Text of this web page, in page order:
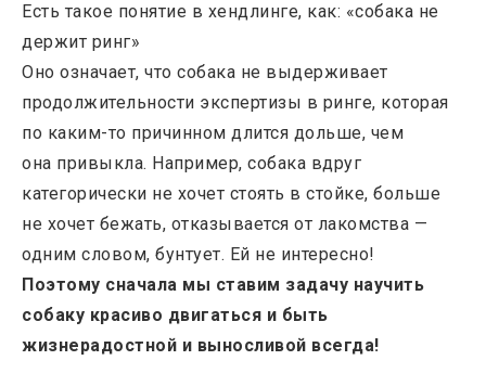
Есть такое понятие в хендлинге, как: «собака не
держит ринг»
Оно означает, что собака не выдерживает
продолжительности экспертизы в ринге, которая
по каким-то причинном длится дольше, чем
она привыкла. Например, собака вдруг
категорически не хочет стоять в стойке, больше
не хочет бежать, отказывается от лакомства —
одним словом, бунтует. Ей не интересно!
Поэтому сначала мы ставим задачу научить
собаку красиво двигаться и быть
жизнерадостной и выносливой всегда!